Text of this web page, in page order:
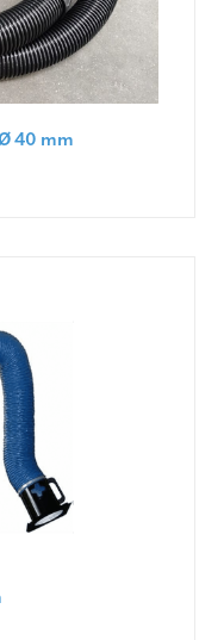
40 mm